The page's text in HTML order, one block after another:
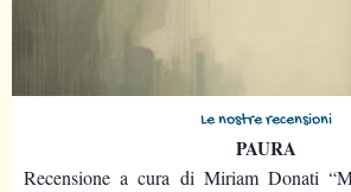
Le nostre recensioni
PAURA
Recensione a cura di Miriam Donati